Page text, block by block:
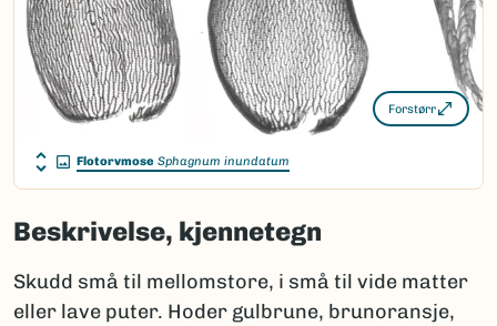
Forstørr
Flotorvmose Sphagnum inundatum
Beskrivelse, kjennetegn
Skudd små til mellomstore, i små til vide matter
eller lave puter. Hoder gulbrune, brunoransje,